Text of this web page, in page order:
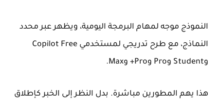
النموذج موجه لمهام البرمجة اليومية، ويظهر عبر محدد
النماذج، مع طرح تدريجي لمستخدمي Copilot Free
وStudent وPro وPro+ وMax.
هذا يهم المطورين مباشرة. بدل النظر إلى الخبر كإطلاق